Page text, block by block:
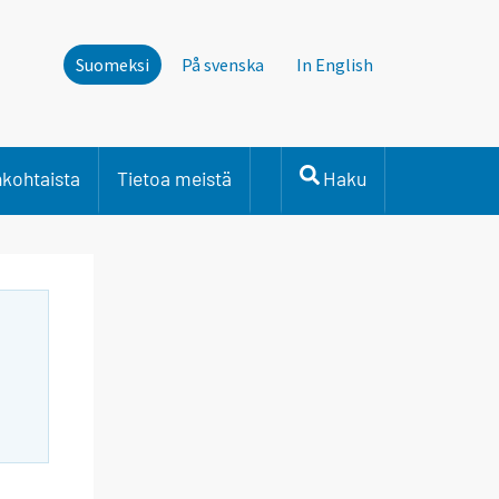
Suomeksi På svenska In English
Tietoa meistä Haku